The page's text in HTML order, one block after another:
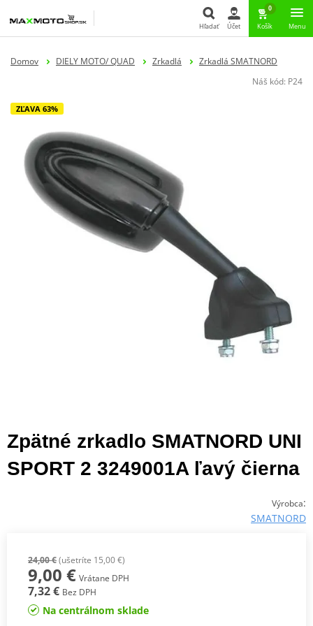
Hľadať
Hľadať Účet
0
Košík Menu
Domov DIELY MOTO/ QUAD Zrkadlá
Zrkadlá SMATNORD
Náš kód: P24
ZĽAVA 63%
Zpätné zrkadlo SMATNORD UNI
SPORT 2 3249001A ľavý čierna
Výrobca:
SMATNORD
24,00 €(ušetríte 15,00 €)
9,00 € Vrátane DPH
7,32 € Bez DPH
Na centrálnom sklade